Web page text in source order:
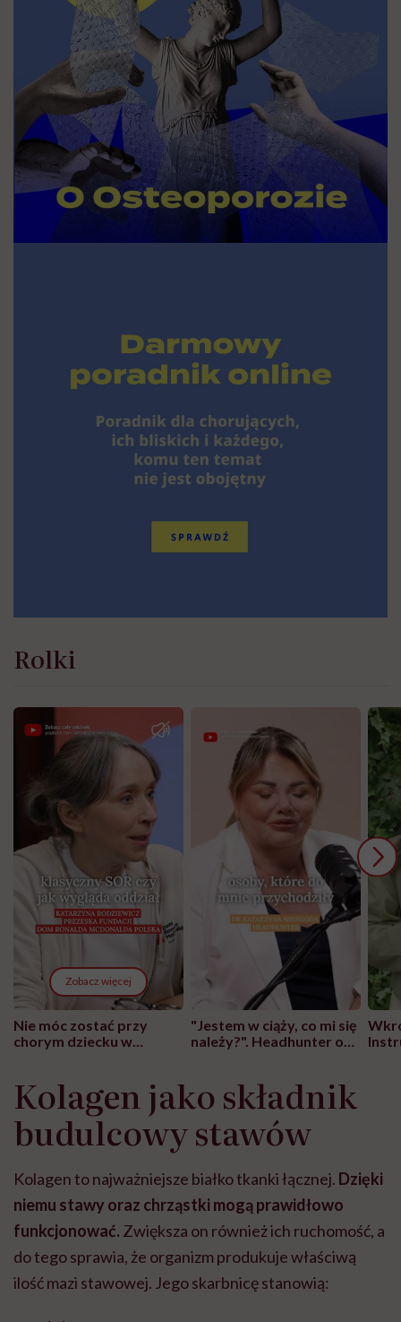
Rolki
Zobacz więcej
Nie móc zostać przy
chorym dziecku w
może chyba tylko
głupota i brak
wyobraźni"
"Jestem w ciąży, co mi się
należy?". Headhunter o
pracy
Kolagen jako składnik
budulcowy stawów
Kolagen to najważniejsze białko tkanki łącznej. Dzięki
niemu stawy oraz chrząstki mogą prawidłowo
funkcjonować. Zwiększa on również ich ruchomość, a
do tego sprawia, że organizm produkuje właściwą
ilość mazi stawowej. Jego skarbnicę stanowią: